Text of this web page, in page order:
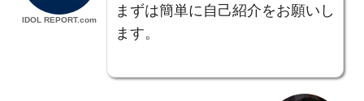
IDOL REPORT.com
まずは簡単に自己紹介をお願いし
ます。